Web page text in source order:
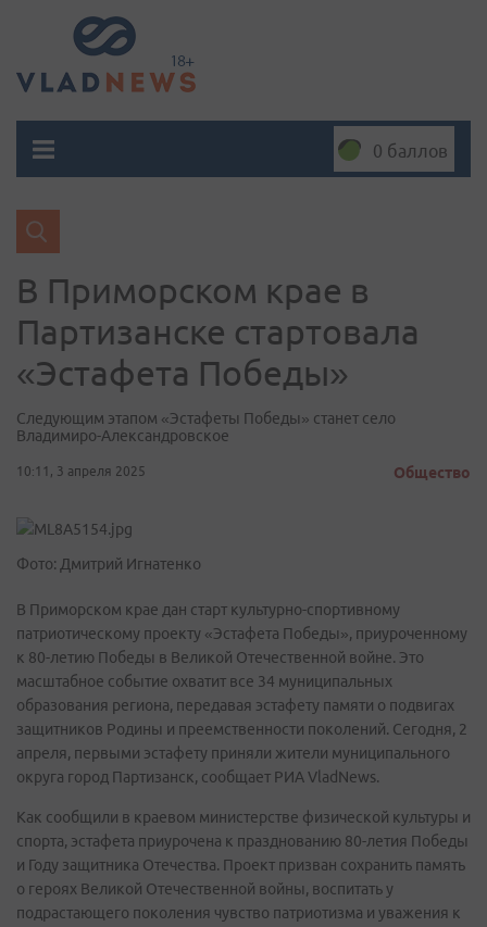
0 баллов
В Приморском крае в
Партизанске стартовала
«Эстафета Победы»
Следующим этапом «Эстафеты Победы» станет село
Владимиро-Александровское
10:11, 3 апреля 2025 Общество
Фото: Дмитрий Игнатенко
В Приморском крае дан старт культурно-спортивному
патриотическому проекту «Эстафета Победы», приуроченному
к 80-летию Победы в Великой Отечественной войне. Это
масштабное событие охватит все 34 муниципальных
образования региона, передавая эстафету памяти о подвигах
защитников Родины и преемственности поколений. Сегодня, 2
апреля, первыми эстафету приняли жители муниципального
округа город Партизанск, сообщает РИА VladNews.
Как сообщили в краевом министерстве физической культуры и
спорта, эстафета приурочена к празднованию 80-летия Победы
и Году защитника Отечества. Проект призван сохранить память
о героях Великой Отечественной войны, воспитать у
подрастающего поколения чувство патриотизма и уважения к